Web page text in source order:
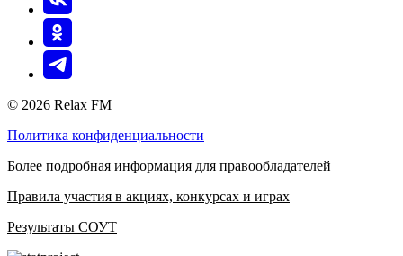
© 2026 Relax FM
Политика конфиденциальности
Более подробная информация для правообладателей
Правила участия в акциях, конкурсах и играх
Результаты СОУТ